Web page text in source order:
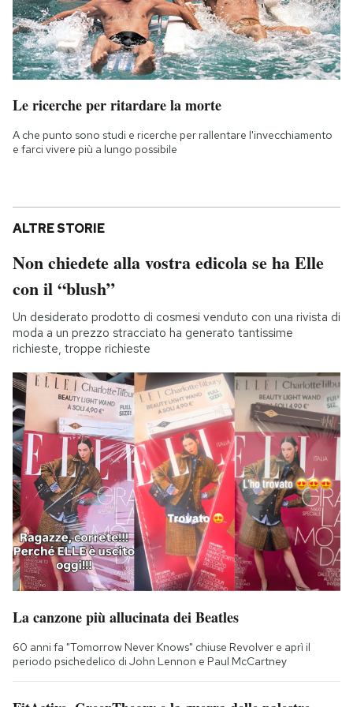
Le ricerche per ritardare la morte
A che punto sono studi e ricerche per rallentare l'invecchiamento
e farci vivere più a lungo possibile
ALTRE STORIE
Non chiedete alla vostra edicola se ha Elle
con il “blush”
Un desiderato prodotto di cosmesi venduto con una rivista di
moda a un prezzo stracciato ha generato tantissime
richieste, troppe richieste
La canzone più allucinata dei Beatles
60 anni fa "Tomorrow Never Knows" chiuse Revolver e aprì il
periodo psichedelico di John Lennon e Paul McCartney